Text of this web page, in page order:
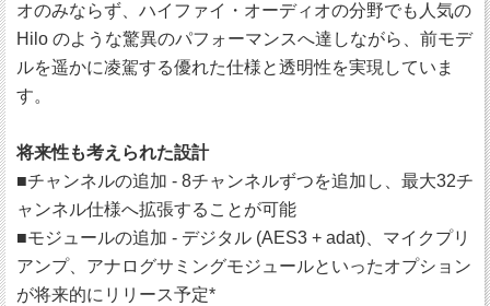
オのみならず、ハイファイ・オーディオの分野でも人気の
Hilo のような驚異のパフォーマンスへ達しながら、前モデ
ルを遥かに凌駕する優れた仕様と透明性を実現していま
す。
将来性も考えられた設計
■チャンネルの追加 - 8チャンネルずつを追加し、最大32チ
ャンネル仕様へ拡張することが可能
■モジュールの追加 - デジタル (AES3 + adat)、マイクプリ
アンプ、アナログサミングモジュールといったオプション
が将来的にリリース予定*